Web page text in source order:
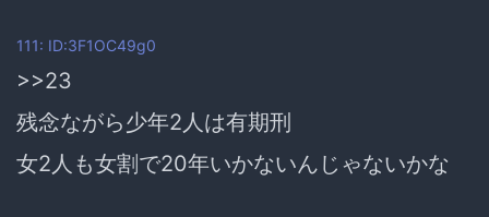
111: ID:3F1OC49g0
>>23
残念ながら少年2人は有期刑
女2人も女割で20年いかないんじゃないかな